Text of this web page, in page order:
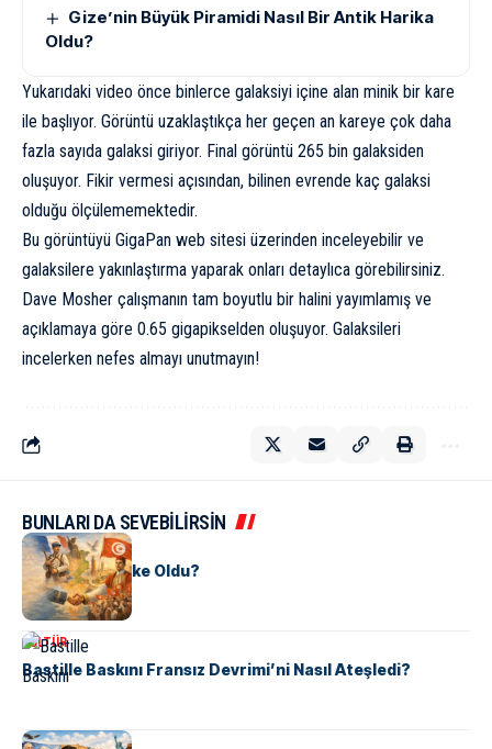
Gize’nin Büyük Piramidi Nasıl Bir Antik Harika
Oldu?
Yukarıdaki video önce binlerce galaksiyi içine alan minik bir kare
ile başlıyor. Görüntü uzaklaştıkça her geçen an kareye çok daha
fazla sayıda galaksi giriyor. Final görüntü 265 bin galaksiden
oluşuyor. Fikir vermesi açısından, bilinen evrende kaç galaksi
olduğu ölçülememektedir.
Bu görüntüyü GigaPan web sitesi üzerinden inceleyebilir ve
galaksilere yakınlaştırma yaparak onları detaylıca görebilirsiniz.
Dave Mosher çalışmanın tam boyutlu bir halini yayımlamış ve
açıklamaya göre 0.65 gigapikselden oluşuyor. Galaksileri
incelerken nefes almayı unutmayın!
BUNLARI DA SEVEBİLİRSİN
KÜLTÜR
Tunus Nasıl Ülke Oldu?
KÜLTÜR
Bastille Baskını Fransız Devrimi’ni Nasıl Ateşledi?
KÜLTÜR